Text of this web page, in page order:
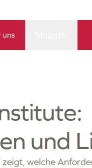
uns
und
welche